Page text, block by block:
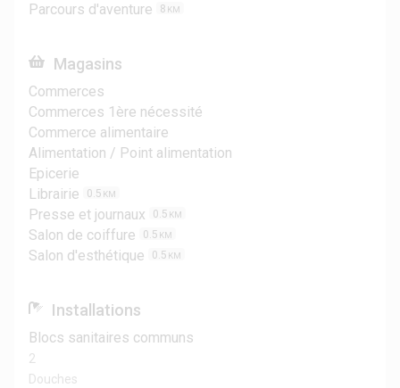
Parcours d'aventure
8 KM
Magasins
Commerces
Commerces 1ère nécessité
Commerce alimentaire
Alimentation / Point alimentation
Epicerie
Librairie
0.5 KM
Presse et journaux 0.5 KM
Salon de coiffure 0.5 KM
Salon d'esthétique 0.5 KM
Installations
Blocs sanitaires communs
2
Douches